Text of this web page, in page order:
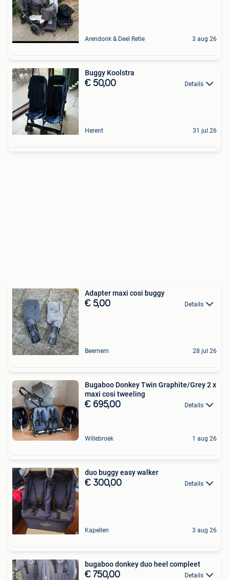
Arendonk & Deel Retie 3 aug 26
Buggy Koolstra
€ 50,00 Details
Herent 31 jul 26
Adapter maxi cosi buggy
€ 5,00 Details
Beernem 28 jul 26
Bugaboo Donkey Twin Graphite/Grey 2 x
maxi cosi tweeling
€ 695,00 Details
Willebroek 1 aug 26
duo buggy easy walker
€ 300,00 Details
Kapellen 3 aug 26
bugaboo donkey duo heel compleet
€ 750,00 Details